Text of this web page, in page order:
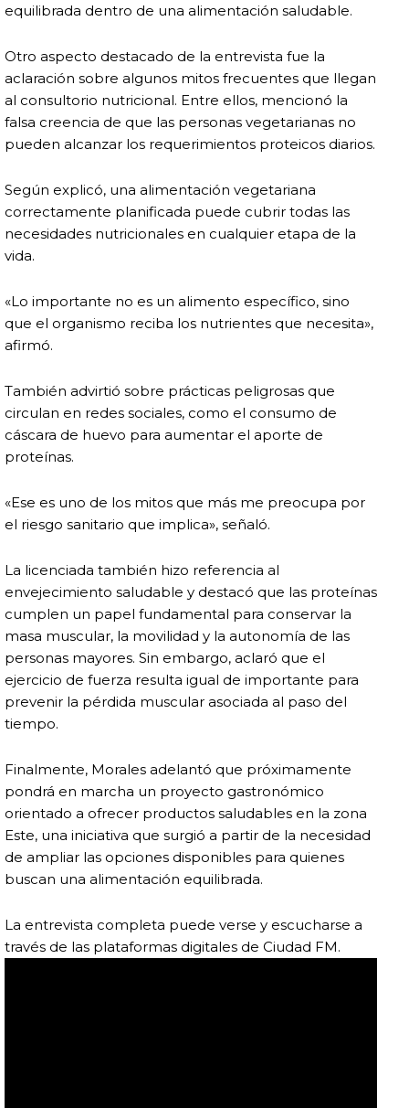
equilibrada dentro de una alimentación saludable.
Otro aspecto destacado de la entrevista fue la
aclaración sobre algunos mitos frecuentes que llegan
al consultorio nutricional. Entre ellos, mencionó la
falsa creencia de que las personas vegetarianas no
pueden alcanzar los requerimientos proteicos diarios.
Según explicó, una alimentación vegetariana
correctamente planificada puede cubrir todas las
necesidades nutricionales en cualquier etapa de la
vida.
«Lo importante no es un alimento específico, sino
que el organismo reciba los nutrientes que necesita»,
afirmó.
También advirtió sobre prácticas peligrosas que
circulan en redes sociales, como el consumo de
cáscara de huevo para aumentar el aporte de
proteínas.
«Ese es uno de los mitos que más me preocupa por
el riesgo sanitario que implica», señaló.
La licenciada también hizo referencia al
envejecimiento saludable y destacó que las proteínas
cumplen un papel fundamental para conservar la
masa muscular, la movilidad y la autonomía de las
personas mayores. Sin embargo, aclaró que el
ejercicio de fuerza resulta igual de importante para
prevenir la pérdida muscular asociada al paso del
tiempo.
Finalmente, Morales adelantó que próximamente
pondrá en marcha un proyecto gastronómico
orientado a ofrecer productos saludables en la zona
Este, una iniciativa que surgió a partir de la necesidad
de ampliar las opciones disponibles para quienes
buscan una alimentación equilibrada.
La entrevista completa puede verse y escucharse a
través de las plataformas digitales de Ciudad FM.